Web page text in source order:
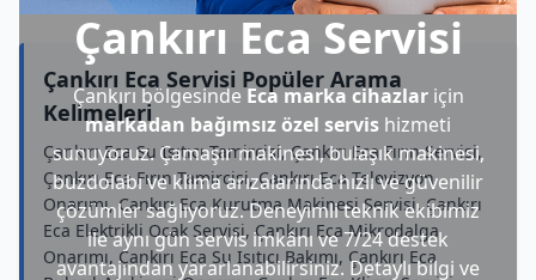
Çankırı Eca Servisi
Çankırı bölgesindeEca marka cihazlariçin
markadan bağımsız özel servis hizmeti
sunuyoruz. Çamaşır makinesi, bulaşık makinesi,
buzdolabı ve klima arızalarında hızlı ve güvenilir
çözümler sağlıyoruz. Deneyimli teknik ekibimiz
ile aynı gün servis imkânı ve 7/24 destek
avantajından yararlanabilirsiniz. Detaylı bilgi ve
Çankırı Eca Servisi Popüler Arama
Kelimeleri
Çankırı Eca Su Isıtıcı Tamircisi, Çankırı Eca Fırın Servisi,
Çankırı Eca Fırın Tamircisi, Çankırı Eca Televizyon
Onarımı, Çankırı Eca Kurutma Makinesi Servisi, Çankırı
Eca Elektrikli Ocak Servisi, Çankırı Eca Mikrodalga
Onarımı, Çankırı Eca Su Isıtıcı Bakımı, Çankırı Eca